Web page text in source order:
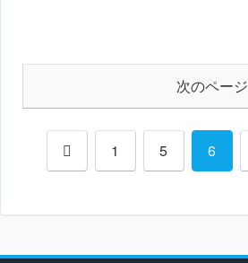
次のページ
前
1 5 6